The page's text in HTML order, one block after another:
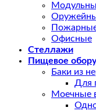
Офисные
Стеллажи
Пищевое
Баки из
Для
Моечные